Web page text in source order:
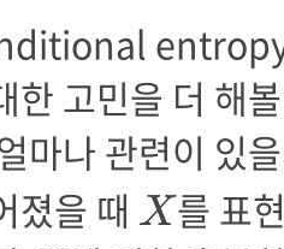
entropy
한 고민을 더 해
마나 관련이 있
졌을 때 X
X 를 표